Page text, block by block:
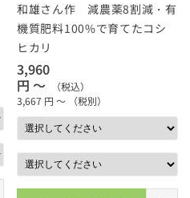
和雄さん作 減農薬8割減・有
機質肥料100%で育てたコシ
ヒカリ
3,960
円 ～
（税込）
3,667 円 ～ （税別）